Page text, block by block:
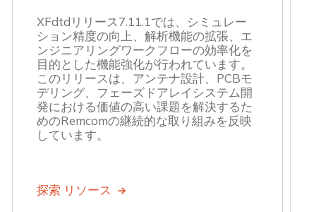
XFdtdリリース7.11.1では、シミュレー
ション精度の向上、解析機能の拡張、エ
ンジニアリングワークフローの効率化を
目的とした機能強化が行われています。
このリリースは、アンテナ設計、PCBモ
デリング、フェーズドアレイシステム開
発における価値の高い課題を解決するた
めのRemcomの継続的な取り組みを反映
しています。
探索 リソース